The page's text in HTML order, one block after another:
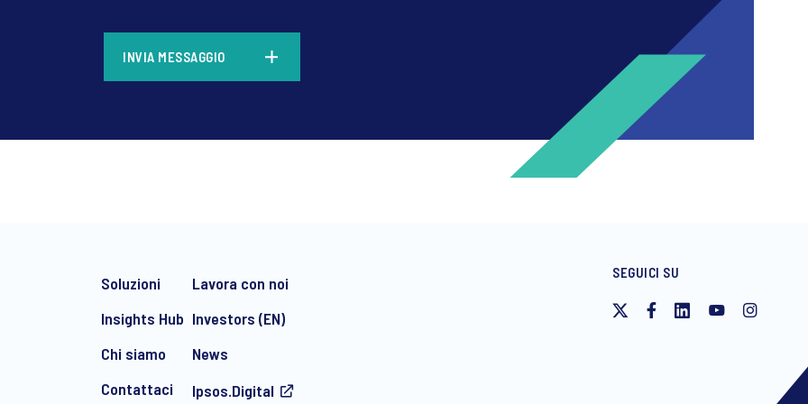
comunicazioni di marketing via e-mail su prodotti e servizi, inclusi inviti a eventi e webinar
INVIA MESSAGGIO
Soluzioni
Insights Hub
Chi siamo
Contattaci
Lavora con noi
Investors (EN)
News
Ipsos.Digital
SEGUICI SU